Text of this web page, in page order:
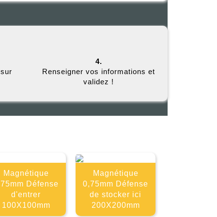
4.
Renseigner vos informations et
validez !
Magnétique
Défense
d'entrer
100X100mm
Magnétique
0,75mm Défense
de stocker ici
200X200mm